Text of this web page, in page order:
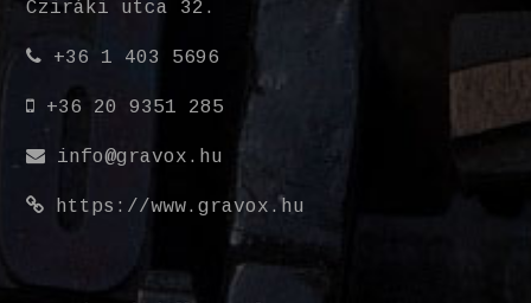
Cziráki utca 32.
+36 1 403 5696
+36 20 9351 285
info@gravox.hu
https://www.gravox.hu